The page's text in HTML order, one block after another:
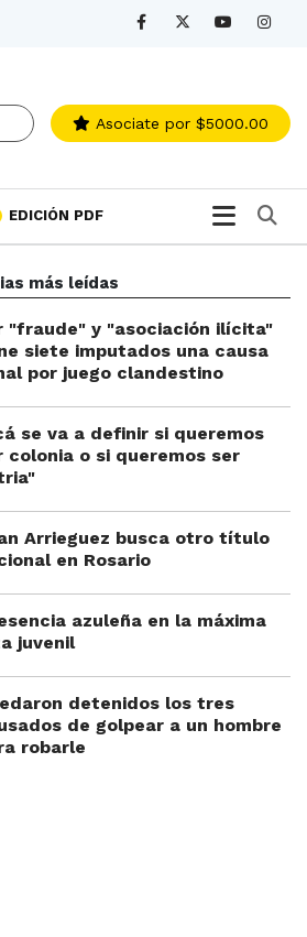
Asociate por $5000.00
EDICIÓN PDF
más leídas
"fraude" y "asociación ilícita"
siete imputados una causa
por juego clandestino
se va a definir si queremos
colonia o si queremos ser
Arrieguez busca otro título
en Rosario
azuleña en la máxima
juvenil
detenidos los tres
de golpear a un hombre
robarle